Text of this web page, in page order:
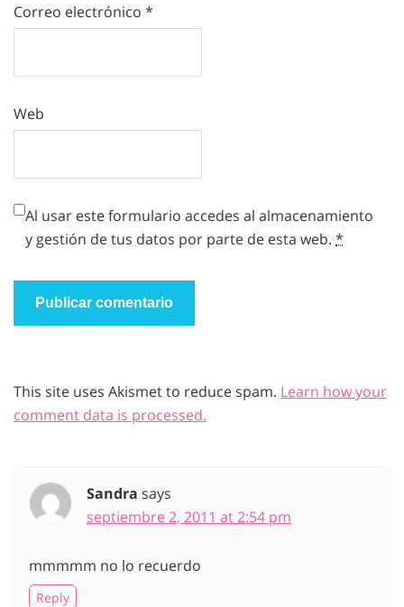
Correo electrónico *
Web
Al usar este formulario accedes al almacenamiento
y gestión de tus datos por parte de esta web. *
This site uses Akismet to reduce spam. Learn how your
comment data is processed.
Sandra says
septiembre 2, 2011 at 2:54 pm
mmmmm no lo recuerdo
Reply